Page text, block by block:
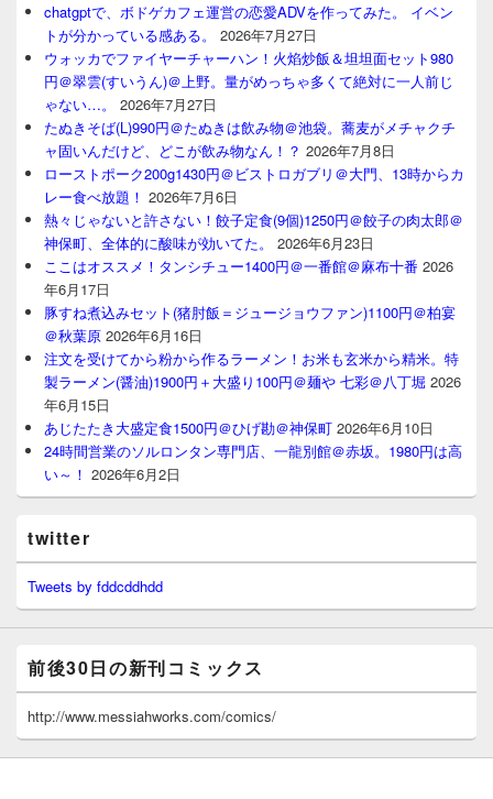
chatgptで、ボドゲカフェ運営の恋愛ADVを作ってみた。 イベン
トが分かっている感ある。
2026年7月27日
ウォッカでファイヤーチャーハン！火焰炒飯＆坦坦面セット980
円＠翠雲(すいうん)＠上野。量がめっちゃ多くて絶対に一人前じ
ゃない…。
2026年7月27日
たぬきそば(L)990円＠たぬきは飲み物＠池袋。蕎麦がメチャクチ
ャ固いんだけど、どこが飲み物なん！？ 2026年7月8日
ローストポーク200g1430円＠ビストロガブリ＠大門、13時からカ
レー食べ放題！ 2026年7月6日
熱々じゃないと許さない！餃子定食(9個)1250円＠餃子の肉太郎＠
神保町、全体的に酸味が効いてた。
2026年6月23日
ここはオススメ！タンシチュー1400円＠一番館＠麻布十番 2026
年6月17日
豚すね煮込みセット(猪肘飯＝ジュージョウファン)1100円＠柏宴
＠秋葉原 2026年6月16日
注文を受けてから粉から作るラーメン！お米も玄米から精米。特
製ラーメン(醤油)1900円＋大盛り100円＠麺や 七彩＠八丁堀 2026
年6月15日
あじたたき大盛定食1500円＠ひげ勘＠神保町 2026年6月10日
24時間営業のソルロンタン専門店、一龍別館＠赤坂。1980円は高
い～！ 2026年6月2日
twitter
Tweets by fddcddhdd
前後30日の新刊コミックス
http://www.messiahworks.com/comics/